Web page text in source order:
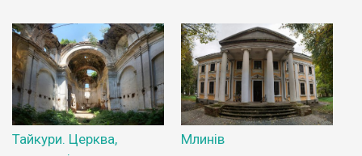
Тайкури. Церква,
Млинів